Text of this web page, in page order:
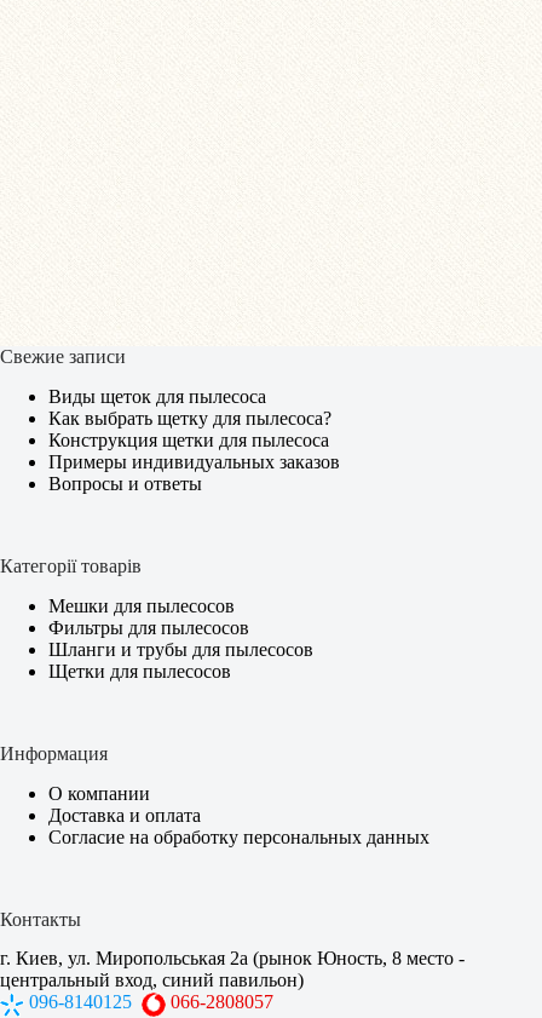
Свежие записи
Виды щеток для пылесоса
Как выбрать щетку для пылесоса?
Конструкция щетки для пылесоса
Примеры индивидуальных заказов
Вопросы и ответы
Категорії товарів
Мешки для пылесосов
Фильтры для пылесосов
Шланги и трубы для пылесосов
Щетки для пылесосов
Информация
О компании
Доставка и оплата
Согласие на обработку персональных данных
Контакты
г. Киев, ул. Миропольськая 2а (рынок Юность, 8 место -
центральный вход, синий павильон)
096-8140125
066-2808057